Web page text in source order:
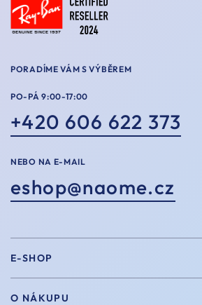
PORADÍME VÁM S VÝBĚREM
PO-PÁ 9:00-17:00
+420 606 622 373
NEBO NA E-MAIL
eshop@naome.cz
E-SHOP
Sluneční brýle
O NÁKUPU